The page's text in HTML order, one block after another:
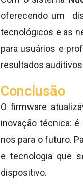
oferecendo um
tecnológicos e as
para usuários e
resultados
Conclusão
O firmware
inovação técnica:
nos para o futuro.
e tecnologia que
dispositivo.